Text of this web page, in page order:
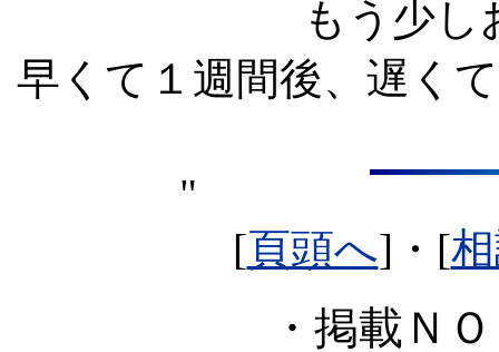
もう少し
早くて１週間後、遅く
"
[頁頭へ]・[
・掲載Ｎ